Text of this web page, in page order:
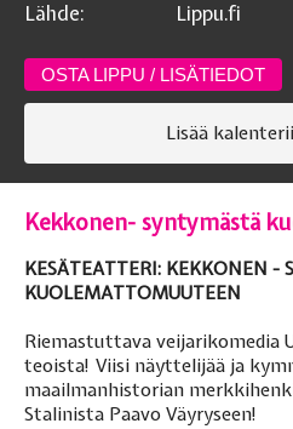
Lähde:
Lippu.fi
OSTA LIPPU / LISÄTIEDOT
Lisää
Kekkonen- syntymästä
KESÄTEATTERI: KEKKONEN -
KUOLEMATTOMUUTEEN
Riemastuttava veijarikomedia
teoista! Viisi näyttelijää ja
maailmanhistorian
Stalinista Paavo Väyryseen!